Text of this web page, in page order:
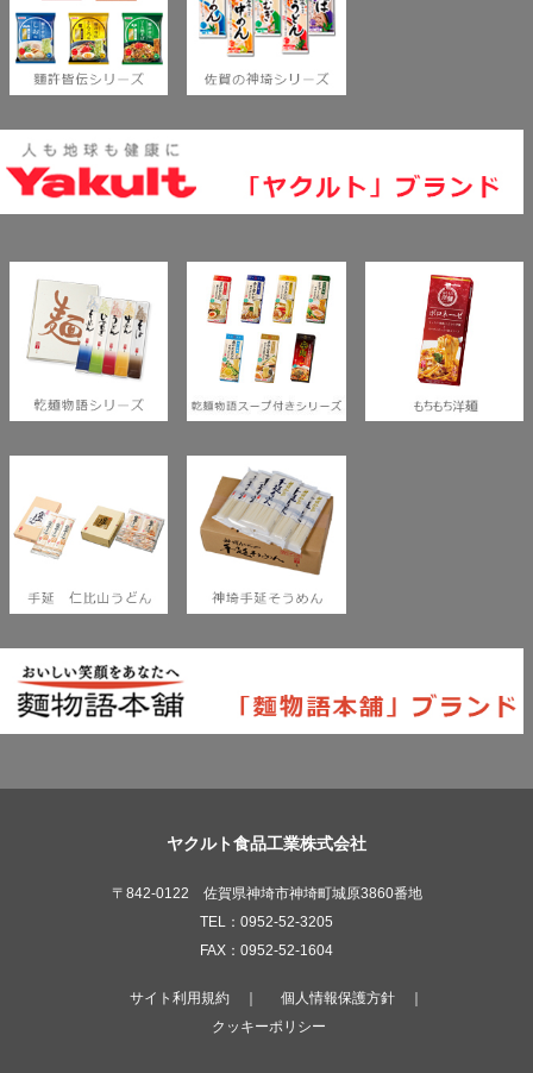
ヤクルト食品工業株式会社
〒842-0122 佐賀県神埼市神埼町城原3860番地
TEL：0952-52-3205
FAX：0952-52-1604
サイト利用規約｜ 個人情報保護方針｜
クッキーポリシー